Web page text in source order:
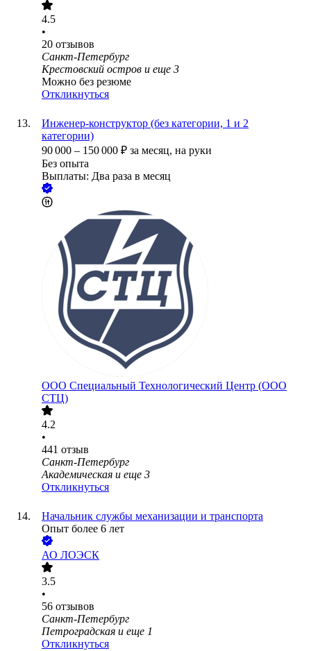
4.5
•
20 отзывов
Санкт-Петербург
Крестовский остров и еще 3
Можно без резюме
Откликнуться
Инженер-конструктор (без категории, 1 и 2
категории)
90 000 – 150 000 ₽ за месяц, на руки
Без опыта
Выплаты: Два раза в месяц
ООО Специальный Технологический Центр (ООО
СТЦ)
4.2
•
441 отзыв
Санкт-Петербург
Академическая и еще 3
Откликнуться
Начальник службы механизации и транспорта
Опыт более 6 лет
АО ЛОЭСК
3.5
•
56 отзывов
Санкт-Петербург
Петроградская и еще 1
Откликнуться